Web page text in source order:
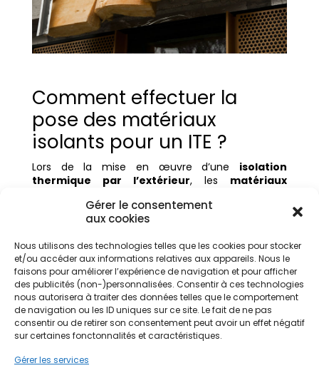
Gérer le consentement
aux cookies
Nous utilisons des technologies telles que les cookies pour stocker
et/ou accéder aux informations relatives aux appareils. Nous le
faisons pour améliorer l’expérience de navigation et pour afficher
des publicités (non-)personnalisées. Consentir à ces technologies
nous autorisera à traiter des données telles que le comportement
de navigation ou les ID uniques sur ce site. Le fait de ne pas
consentir ou de retirer son consentement peut avoir un effet négatif
sur certaines fonctonnalités et caractéristiques.
Gérer les services
Comment effectuer la
pose des matériaux
isolants pour un ITE ?
Lors de la mise en œuvre d’une isolation
thermique par l’extérieur, les matériaux
méthodes. Or, lapose des matériaux isolants
dépendra du type de
Pose collée: adaptée aux surfaces planes, elle
utilise une colle spéciale pour fixer les
panneaux rigides.
Pose chevillée : adaptée aux surfaces
irrégulières, elle renforce la tenue des
panneaux isolantsgrâce à des chevilles
Pose ventilée